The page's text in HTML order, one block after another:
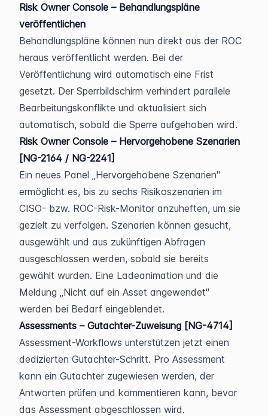
Risk Owner Console – Behandlungspläne
veröffentlichen
Behandlungspläne können nun direkt aus der ROC
heraus veröffentlicht werden. Bei der
Veröffentlichung wird automatisch eine Frist
gesetzt. Der Sperrbildschirm verhindert parallele
Bearbeitungskonflikte und aktualisiert sich
automatisch, sobald die Sperre aufgehoben wird.
Risk Owner Console – Hervorgehobene Szenarien
[NG-2164 / NG-2241]
Ein neues Panel „Hervorgehobene Szenarien"
ermöglicht es, bis zu sechs Risikoszenarien im
CISO- bzw. ROC-Risk-Monitor anzuheften, um sie
gezielt zu verfolgen. Szenarien können gesucht,
ausgewählt und aus zukünftigen Abfragen
ausgeschlossen werden, sobald sie bereits
gewählt wurden. Eine Ladeanimation und die
Meldung „Nicht auf ein Asset angewendet"
werden bei Bedarf eingeblendet.
Assessments – Gutachter-Zuweisung [NG-4714]
Assessment-Workflows unterstützen jetzt einen
dedizierten Gutachter-Schritt. Pro Assessment
kann ein Gutachter zugewiesen werden, der
Antworten prüfen und kommentieren kann, bevor
das Assessment abgeschlossen wird.